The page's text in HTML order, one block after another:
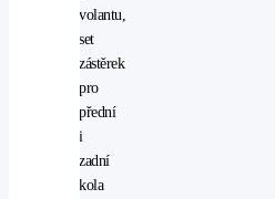
volantu,
set
zástěrek
pro
přední
i
zadní
kola